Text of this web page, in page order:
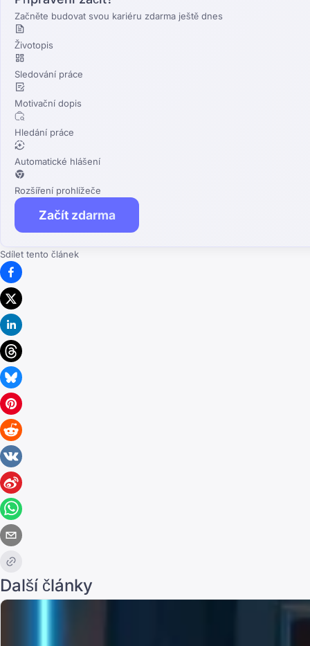
Začněte budovat svou kariéru zdarma ještě dnes
Životopis
Sledování práce
Motivační dopis
Hledání práce
Automatické hlášení
Rozšíření prohlížeče
Začít zdarma
Sdílet tento článek
Další články